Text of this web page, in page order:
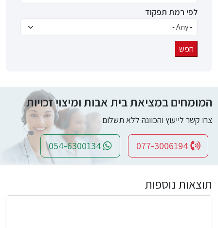
לפי רמת תפקוד
המומחים במציאת בית אבות ומיצוי זכויות
צרו קשר לייעוץ והכוונה ללא תשלום
תוצאות נוספות